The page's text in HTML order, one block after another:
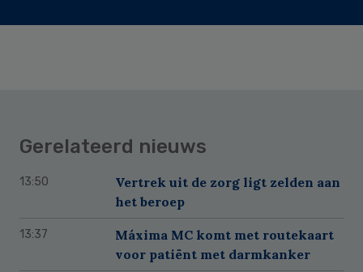
Gerelateerd nieuws
13:50
Vertrek uit de zorg ligt zelden aan
het beroep
13:37
Máxima MC komt met routekaart
voor patiënt met darmkanker